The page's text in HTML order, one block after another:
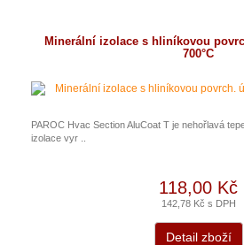
Minerální izolace s hliníkovou
700°C
PAROC Hvac Section AluCoat T je nehořlavá
izolace vyr ..
118,00 Kč
142,78 Kč s DPH
Detail zboží